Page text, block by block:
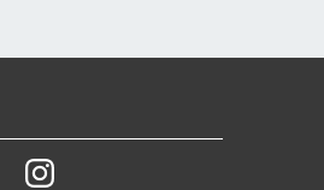
YoutubeInstagram